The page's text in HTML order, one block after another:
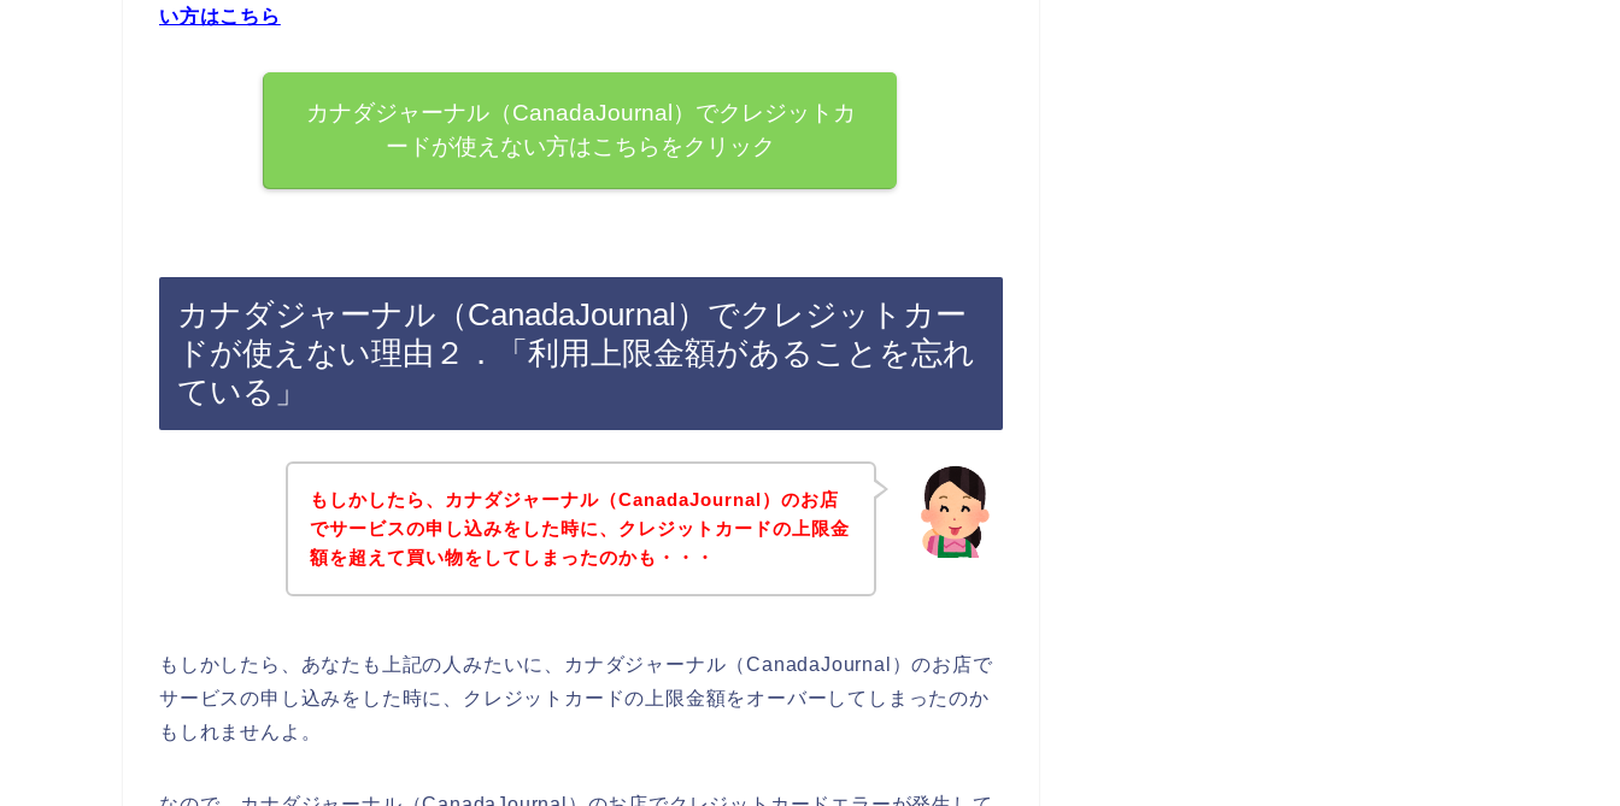
い方はこちら
カナダジャーナル（CanadaJournal）でクレジットカ
ードが使えない方はこちらをクリック
カナダジャーナル（CanadaJournal）でクレジットカー
ドが使えない理由２．「利用上限金額があることを忘れ
ている」
もしかしたら、カナダジャーナル（CanadaJournal）のお店
でサービスの申し込みをした時に、クレジットカードの上限金
額を超えて買い物をしてしまったのかも・・・
もしかしたら、あなたも上記の人みたいに、カナダジャーナル（CanadaJournal）のお店で
サービスの申し込みをした時に、クレジットカードの上限金額をオーバーしてしまったのか
もしれませんよ。